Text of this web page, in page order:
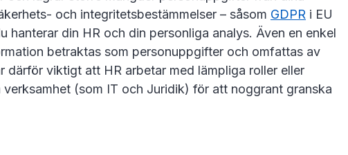
och integritetsbestämmelser – såsom GDPR i EU
hanterar din HR och din personliga analys. Även en enkel
betraktas som personuppgifter och omfattas av
därför viktigt att HR arbetar med lämpliga roller eller
verksamhet (som IT och Juridik) för att noggrant granska